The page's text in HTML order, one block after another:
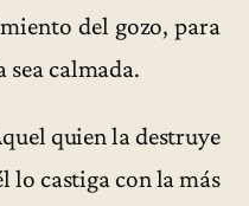
del gozo, para
sea calmada.
quien la destruye
lo castiga con la más